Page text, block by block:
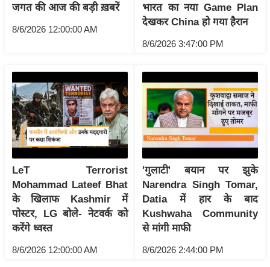
.
आ
चा
य
प
र
स
मी
क्षा
ध
र्म
ज्यो
ष
जगत की आज की बड़ी ख़बरें
8/6/2026 12:00:00 AM
भारत का नया Game Plan
देखकर China हो गया हैरान
8/6/2026 3:47:00 PM
LeT Terrorist
Mohammad Lateef Bhat
के खिलाफ Kashmir में
पोस्टर, LG बोले- नेटवर्क को
करेंगे ध्वस्त
8/6/2026 12:00:00 AM
'गुलाटी' बयान पर झुके
Narendra Singh Tomar,
Datia में हार के बाद
Kushwaha Community
से मांगी माफी
8/6/2026 2:44:00 PM